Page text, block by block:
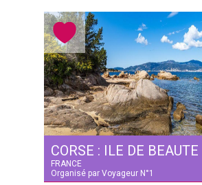
CORSE : ILE DE BEAUTE
FRANCE
Organisé par Voyageur N°1